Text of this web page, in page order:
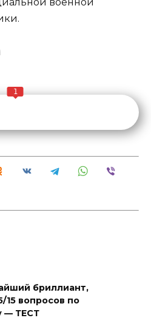
военной
1
бриллиант,
15 вопросов по
— ТЕСТ